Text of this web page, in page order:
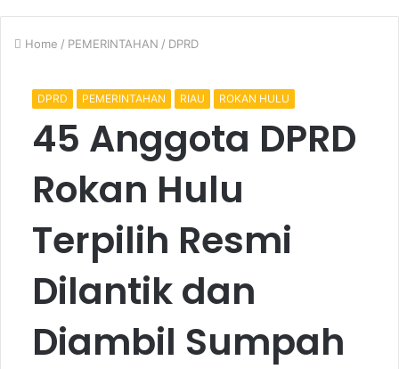
Home / PEMERINTAHAN / DPRD
DPRD PEMERINTAHAN RIAU ROKAN HULU
45 Anggota DPRD
Rokan Hulu
Terpilih Resmi
Dilantik dan
Diambil Sumpah